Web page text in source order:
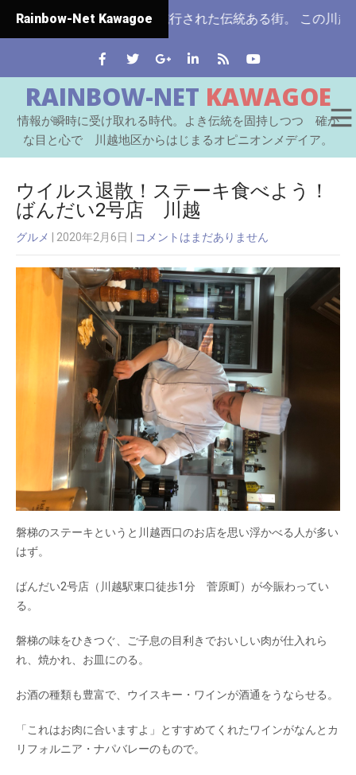
Rainbow-Net Kawagoe
県ではじめて市制施行された伝統ある街。 この川越をはじ
RAINBOW-NET KAWAGOE
情報が瞬時に受け取れる時代。よき伝統を固持しつつ 確か
な目と心で 川越地区からはじまるオピニオンメデイア。
ウイルス退散！ステーキ食べよう！
ばんだい2号店 川越
グルメ | 2020年2月6日 コメントはまだありません
磐梯のステーキというと川越西口のお店を思い浮かべる人が多い
はず。
ばんだい2号店（川越駅東口徒歩1分 菅原町）が今賑わってい
る。
磐梯の味をひきつぐ、ご子息の目利きでおいしい肉が仕入れら
れ、焼かれ、お皿にのる。
お酒の種類も豊富で、ウイスキー・ワインが酒通をうならせる。
「これはお肉に合いますよ」とすすめてくれたワインがなんとカ
リフォルニア・ナパバレーのもので。